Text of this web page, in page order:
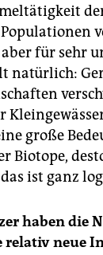
für sehr
natürlich:
große
Biotope,
ist ganz
haben die
relativ neue